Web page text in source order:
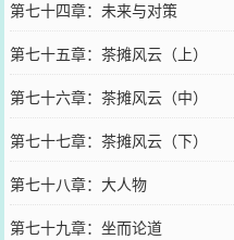
第七十四章：未来与对策
第七十五章：茶摊风云（上）
第七十六章：茶摊风云（中）
第七十七章：茶摊风云（下）
第七十八章：大人物
第七十九章：坐而论道